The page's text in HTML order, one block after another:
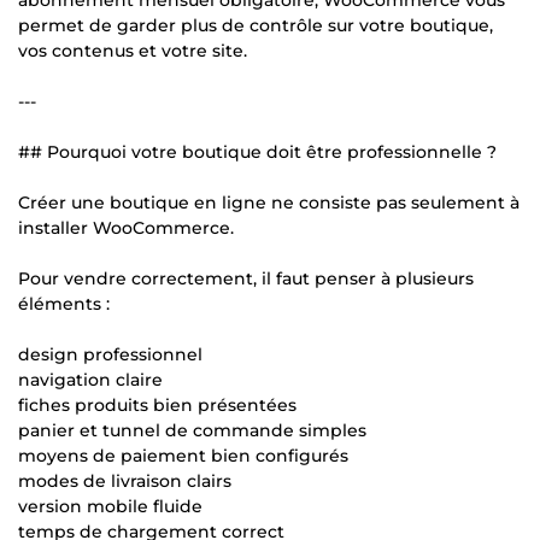
permet de garder plus de contrôle sur votre boutique,
vos contenus et votre site.
---
## Pourquoi votre boutique doit être professionnelle ?
Créer une boutique en ligne ne consiste pas seulement à
installer WooCommerce.
Pour vendre correctement, il faut penser à plusieurs
éléments :
design professionnel
navigation claire
fiches produits bien présentées
panier et tunnel de commande simples
moyens de paiement bien configurés
modes de livraison clairs
version mobile fluide
temps de chargement correct